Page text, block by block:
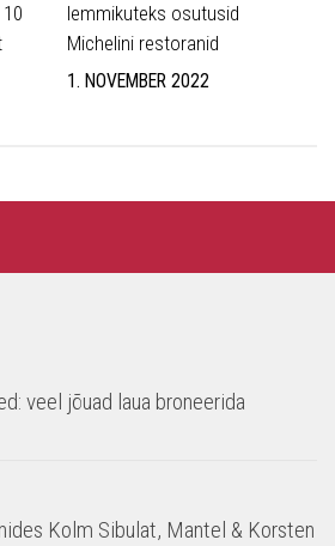
lemmikuteks osutusid
Michelini restoranid
1. NOVEMBER 2022
veel jõuad laua broneerida
Kolm Sibulat, Mantel & Korsten